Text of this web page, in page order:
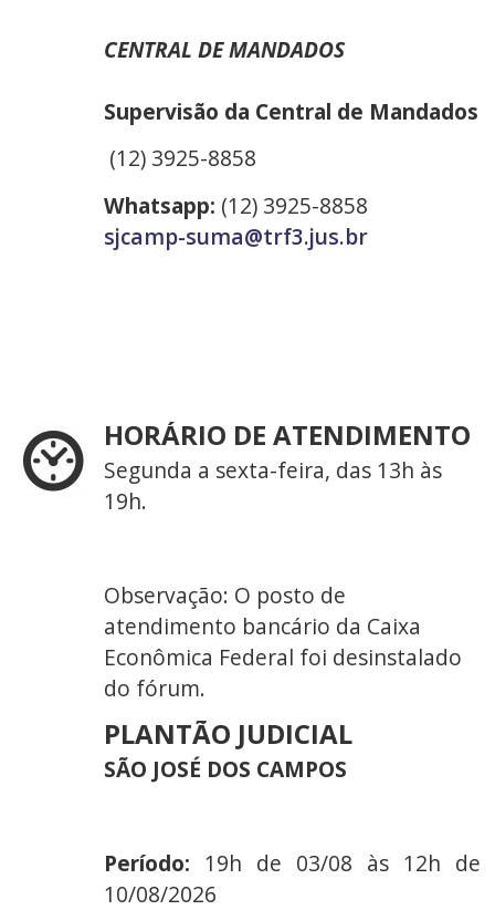
CENTRAL DE MANDADOS
Supervisão da Central de Mandados
(12) 3925-8858
Whatsapp: (12) 3925-8858
sjcamp-suma@trf3.jus.br
HORÁRIO DE ATENDIMENTO
Segunda a sexta-feira, das 13h às
19h.
Observação: O posto de
atendimento bancário da Caixa
Econômica Federal foi desinstalado
do fórum.
PLANTÃO JUDICIAL
SÃO JOSÉ DOS CAMPOS
Período: 19h de 03/08 às 12h de
10/08/2026